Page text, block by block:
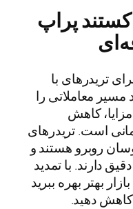
پراپ
تریدرهای با
مسیر معاملاتی را
کاهش
است. تریدرهای
روبرو هستند و
دارند. با تمدید
بهتر بهره ببرید
دهید.